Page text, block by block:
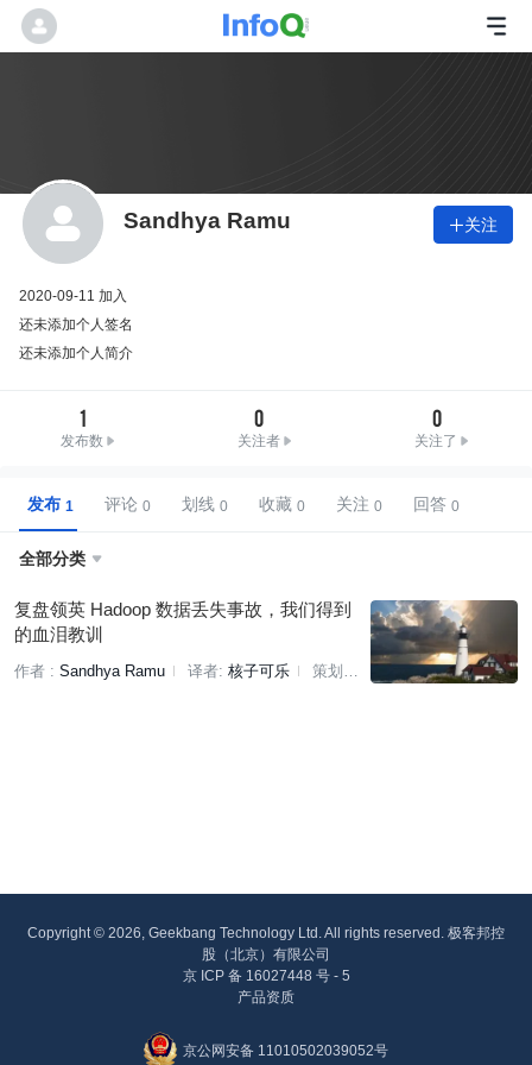
Sandhya Ramu 关注
2020-09-11 加入
还未添加个人签名
还未添加个人简介
1
发布数
0
关注者
0
关注了
发布 评论 划线 收藏 关注 回答
全部分类 
复盘领英 Hadoop 数据丢失事故，我们得到
的血泪教训
作者 : Sandhya Ramu 译者: 核子可乐
策划:
Copyright © 2026, Geekbang Technology Ltd. All rights reserved. 极客邦控
股（北京）有限公司
京 ICP 备 16027448 号 - 5
产品资质
京公网安备 11010502039052号